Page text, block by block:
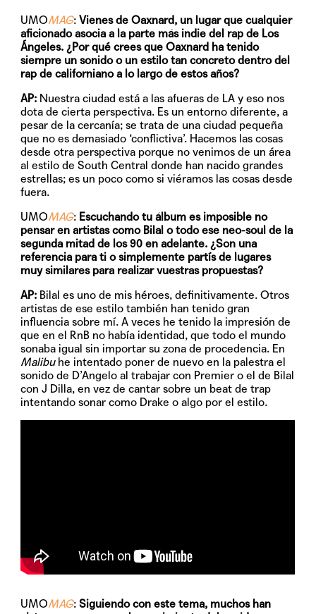
UMOMAG:Vienes de Oaxnard, un lugar que cualquier
aficionado asocia a la parte más indie del rap de Los
Ángeles. ¿Por qué crees que Oaxnard ha tenido
siempre un sonido o un estilo tan concreto dentro del
rap de californiano a lo largo de estos años?
AP: Nuestra ciudad está a las afueras de LA y eso nos
dota de cierta perspectiva. Es un entorno diferente, a
pesar de la cercanía; se trata de una ciudad pequeña
que no es demasiado ‘conflictiva’. Hacemos las cosas
desde otra perspectiva porque no venimos de un área
al estilo de South Central donde han nacido grandes
estrellas; es un poco como si viéramos las cosas desde
fuera.
UMOMAG: Escuchando tu álbum es imposible no
pensar en artistas como Bilal o todo ese neo-soul de la
segunda mitad de los 90 en adelante. ¿Son una
referencia para ti o simplemente partís de lugares
muy similares para realizar vuestras propuestas?
AP: Bilal es uno de mis héroes, definitivamente. Otros
artistas de ese estilo también han tenido gran
influencia sobre mí. A veces he tenido la impresión de
que en el RnB no había identidad, que todo el mundo
sonaba igual sin importar su zona de procedencia. En
Malibuhe intentado poner de nuevo en la palestra el
sonido de D’Angelo al trabajar con Premier o el de Bilal
con J Dilla, en vez de cantar sobre un beat de trap
intentando sonar como Drake o algo por el estilo.
UMOMAG:Siguiendo con este tema, muchos han